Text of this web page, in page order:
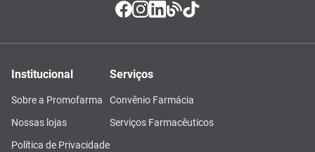
Institucional
Sobre a Promofarma
Nossas lojas
Política de Privacidade
Serviços
Convênio Farmácia
Serviços Farmacêuticos